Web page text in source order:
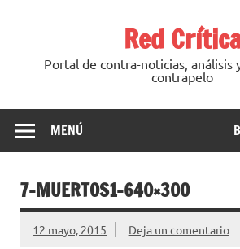
Red
Portal de contra-noticias, análisis
contrapelo
MENÚ
7-MUERTOS1-640×300
12 mayo, 2015 Deja un comentario